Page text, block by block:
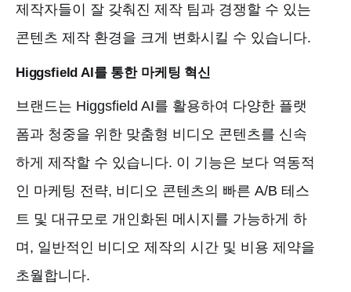
제작자들이 잘 갖춰진 제작 팀과 경쟁할 수 있는
콘텐츠 제작 환경을 크게 변화시킬 수 있습니다.
Higgsfield AI를 통한 마케팅 혁신
브랜드는 Higgsfield AI를 활용하여 다양한 플랫
폼과 청중을 위한 맞춤형 비디오 콘텐츠를 신속
하게 제작할 수 있습니다. 이 기능은 보다 역동적
인 마케팅 전략, 비디오 콘텐츠의 빠른 A/B 테스
트 및 대규모로 개인화된 메시지를 가능하게 하
며, 일반적인 비디오 제작의 시간 및 비용 제약을
초월합니다.